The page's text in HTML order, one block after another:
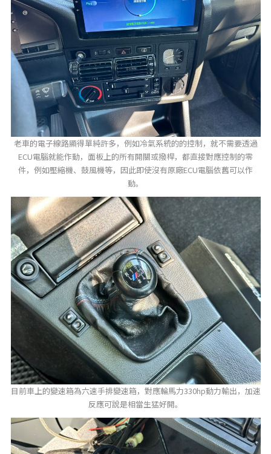
老車的電子線路顯得單純許多，例如冷氣系統的的控制，就不需要透過
ECU電腦就能作動，面板上的所有開關或撥桿，都直接對應控制的零
件，例如壓縮機、鼓風機等，因此即使沒有原廠ECU電腦依舊可以作
動。
目前車上的變速箱為六速手排變速箱，對應輪馬力330hp動力輸出，加速
反應可說是相當生猛好開。